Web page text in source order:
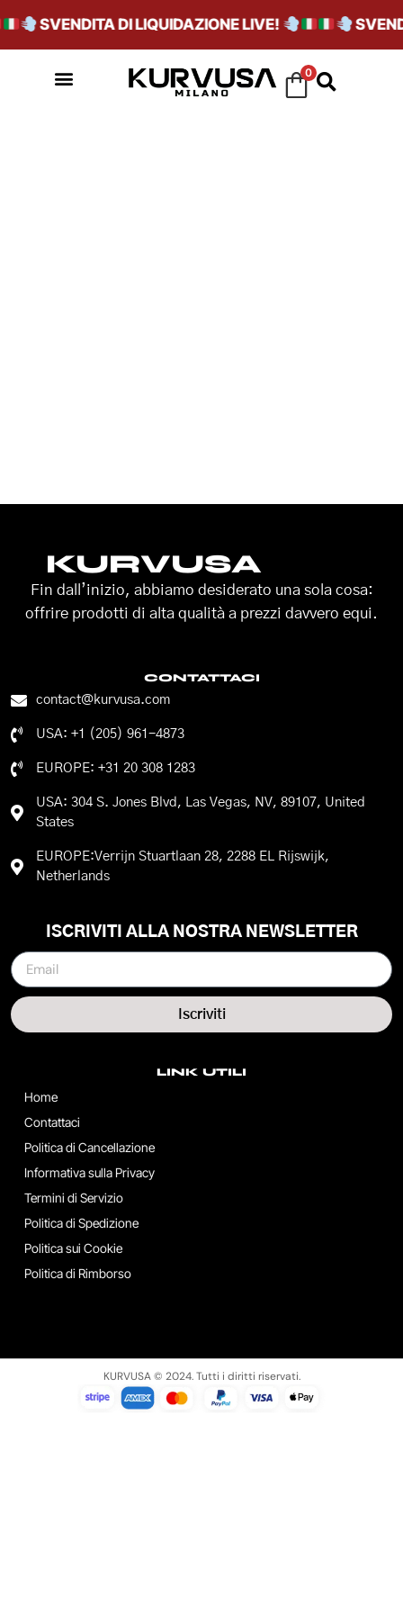
SVENDITA DI LIQUIDAZIONE LIVE!
0
KURVUSA
Fin dall’inizio, abbiamo desiderato una sola cosa:
offrire prodotti di alta qualità a prezzi davvero equi.
CONTATTACI
contact@kurvusa.com
USA: +1 (205) 961-4873
EUROPE: +31 20 308 1283
USA: 304 S. Jones Blvd, Las Vegas, NV, 89107, United
States
EUROPE:Verrijn Stuartlaan 28, 2288 EL Rijswijk,
Netherlands
LINK UTILI
Home
Contattaci
Politica di Cancellazione
Informativa sulla Privacy
Termini di Servizio
Politica di Spedizione
Politica sui Cookie
Politica di Rimborso
ISCRIVITI ALLA NOSTRA NEWSLETTER
Iscriviti
KURVUSA © 2024. Tutti i diritti riservati.